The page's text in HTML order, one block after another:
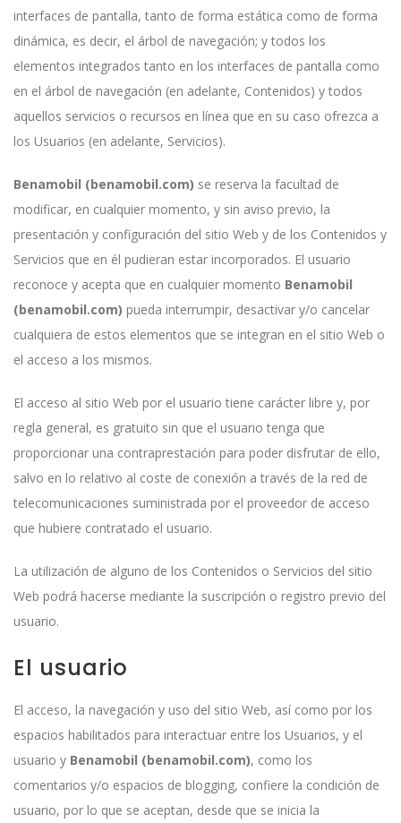
interfaces de pantalla, tanto de forma estática como de forma
dinámica, es decir, el árbol de navegación; y todos los
elementos integrados tanto en los interfaces de pantalla como
en el árbol de navegación (en adelante, Contenidos) y todos
aquellos servicios o recursos en línea que en su caso ofrezca a
los Usuarios (en adelante, Servicios).
Benamobil (benamobil.com) se reserva la facultad de
modificar, en cualquier momento, y sin aviso previo, la
presentación y configuración del sitio Web y de los Contenidos y
Servicios que en él pudieran estar incorporados. El usuario
reconoce y acepta que en cualquier momento Benamobil
(benamobil.com) pueda interrumpir, desactivar y/o cancelar
cualquiera de estos elementos que se integran en el sitio Web o
el acceso a los mismos.
El acceso al sitio Web por el usuario tiene carácter libre y, por
regla general, es gratuito sin que el usuario tenga que
proporcionar una contraprestación para poder disfrutar de ello,
salvo en lo relativo al coste de conexión a través de la red de
telecomunicaciones suministrada por el proveedor de acceso
que hubiere contratado el usuario.
La utilización de alguno de los Contenidos o Servicios del sitio
Web podrá hacerse mediante la suscripción o registro previo del
usuario.
El usuario
El acceso, la navegación y uso del sitio Web, así como por los
espacios habilitados para interactuar entre los Usuarios, y el
usuario y Benamobil (benamobil.com), como los
comentarios y/o espacios de blogging, confiere la condición de
usuario, por lo que se aceptan, desde que se inicia la